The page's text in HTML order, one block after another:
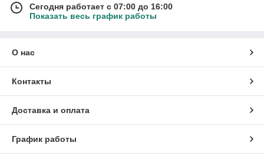
Сегодня работает с 07:00 до 16:00
Показать весь график работы
О нас
Контакты
Доставка и оплата
График работы